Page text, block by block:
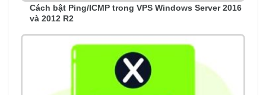
Cách bật Ping/ICMP trong VPS Windows Server 2016
và 2012 R2